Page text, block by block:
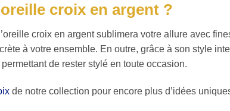
croix en argent ?
croix en argent sublimera votre allure avec
à votre ensemble. En outre, grâce à son style
de rester stylé en toute occasion.
de notre collection pour encore plus d’idées